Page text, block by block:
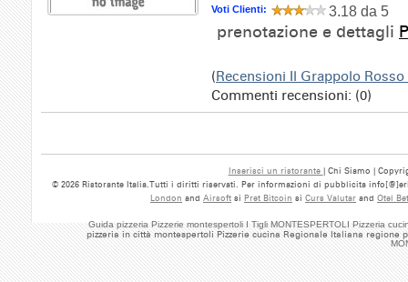
Guida pizzeria Pizzerie montespertoli I Tigli MONTESPERTOLI Pizzeria
pizzeria in città montespertoli Pizzerie cucina Regionale Italiana regione
Voti Clienti: 3.18 da 5
prenotazione e dettagli
(Recensioni Il Grappolo Rosso
Commenti recensioni: (0)
Inserisci un ristorante | Chi Siamo |
© 2026 Ristorante Italia.Tutti i diritti riservati. Per informazioni di pubblicita
London and Airsoft si Pret Bitcoin si Curs Valutar and Otel